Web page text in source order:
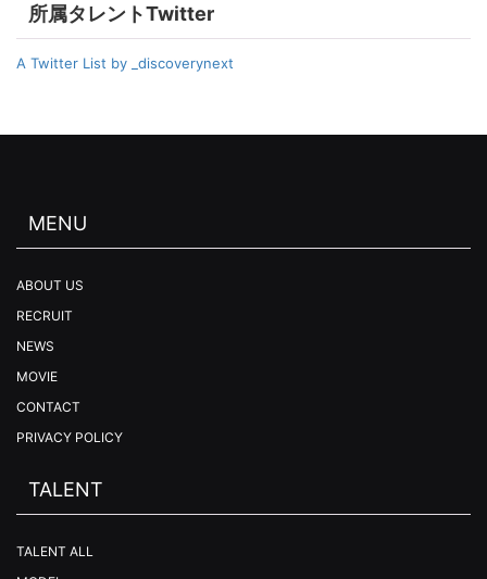
所属タレントTwitter
A Twitter List by _discoverynext
MENU
ABOUT US
RECRUIT
NEWS
MOVIE
CONTACT
PRIVACY POLICY
TALENT
TALENT ALL